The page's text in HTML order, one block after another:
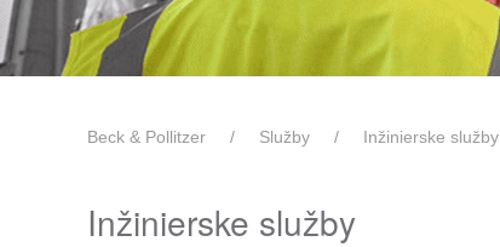
Beck & Pollitzer Služby Inžinierske služby
Inžinierske služby